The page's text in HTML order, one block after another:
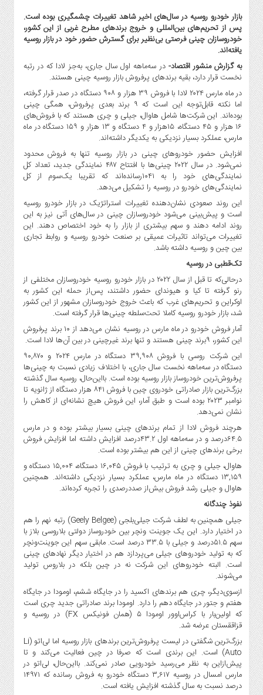
آپ
و
فن
آوری
بانک
،
بیمه
و
ارز
دیجیتال
کشاورزی
و
صنایع
غذایی
سیاسی
و
بین
الملل
روز
گوناگون
بازار خودرو روسیه در سال‌های اخیر شاهد تغییرات چشمگیری بوده است.
پس از تحریم‌های بین‌المللی و خروج برندهای مطرح غربی از این کشور،
خودروسازان چینی فرصتی بی‌نظیر برای گسترش حضور خود در بازار روسیه
یافته‌اند.
به گزارش منشور اقتصاد- در سه‌ماهه اول سال جاری، به‌جز لادا که در رتبه
نخست قرار دارد، بقیه برندهای پرفروش بازار روسیه چینی هستند.
در ماه مارس ۲۰۲۴ لادا با فروش ۳۹ هزار و ۹۰۸ دستگاه در صدر قرار گرفته،
اما نکته قابل‌توجه این است که ۹ برند بعدی پرفروش، همگی چینی
بوده‌اند. این شرکت‌ها شامل هاوال، جیلی و چری هستند که با فروش‌های
۱۶ هزار و ۴۵ دستگاه، ۱۵هزار و ۴ دستگاه و ۱۳ هزار و ۱۵۹ دستگاه در ماه
مارس، عملکرد بسیار نزدیکی به یکدیگر داشته‌اند.
افزایش حضور خودروهای چینی در بازار روسیه تنها به فروش محدود
نمی‌شود. در سال ۲۰۲۲ چینی‌ها با افتتاح ۴۸۷ نمایندگی جدید، تعداد کل
نمایندگی‌های خود را به ۱۰۴۱رسانده‌اند که تقریبا یک‌سوم از کل
نمایندگی‌های خودرو در روسیه را تشکیل می‌دهد.
این روند صعودی نشان‌دهنده تغییرات استراتژیک در بازار خودرو روسیه
است و پیش‌بینی می‌شود خودروسازان چینی در سال‌های آتی نیز به این
روند ادامه دهند و سهم بیشتری از بازار را به خود اختصاص دهند. این
تغییرات می‌تواند تاثیرات عمیقی بر صنعت خودرو روسیه و روابط تجاری
بین چین و روسیه داشته باشد.
تک‌قطبی در روسیه
درحالی‌که تا قبل از سال ۲۰۲۲ در بازار خودرو روسیه خودروسازان مختلفی از
رنو گرفته تا کیا و هیوندای حضور داشتند، پس‌از حمله این کشور به
اوکراین و تحریم‌های غرب که باعث خروج خودروسازان مشهور از این کشور
شد، بازار خودرو روسیه کاملا تحت‌سلطه چینی‌ها قرار گرفته است.
آمار فروش خودرو در ماه مارس در روسیه نشان می‌دهد از ۱۰ برند پرفروش
این کشور، ۹برند چینی هستند و تنها برند غیرچینی در بین آن‌ها لادا است.
این شرکت روسی با فروش ۳۹,۹۰۸ دستگاه در مارس ۲۰۲۴ و ۹۰,۸۷۰
دستگاه در سه‌ماهه نخست سال جاری، با اختلاف زیادی نسبت به چینی‌ها
پرفروش‌ترین خودروساز بازار روسیه بوده است. بااین‌حال، روسیه سال گذشته
بزرگ‌ترین بازار صادراتی خودروی چین با فروش ۸۴۱ هزار دستگاه از ژانویه تا
نوامبر ۲۰۲۳ بوده است و طبق آمار، این فروش هیچ نشانه‌ای از کاهش را
نشان نمی‌دهد.
هرچند فروش لادا از تمام برندهای چینی بسیار بیشتر بوده و در مارس
۶۴.۵درصد و در سه‌ماهه اول ۴۳.۲درصد افزایش داشته اما افزایش فروش
برخی برندهای چینی از این هم بیشتر بوده است.
هاوال، جیلی و چری به ترتیب با فروش ۱۶,۰۴۵ دستگاه، ۱۵,۰۰۴ دستگاه و
۱۳,۱۵۹ دستگاه در ماه مارس، عملکرد بسیار نزدیکی داشته‌اند. همچنین
هاوال و جیلی رشد فروش بیش‌از صددرصدی را تجربه کرده‌اند.
نفوذ چندگانه
جیلی همچنین به لطف شرکت جیلی‌بلجی (Geely Belgee) رتبه نهم را هم
در اختیار دارد. این یک جوینت ونچر بین خودروساز دولتی بلاروسی بلاز با
سهم ۵۱.۵درصد و جیلی با ۳۳.۵ درصد است. مابقی سهم این جوینت‌ونچر
که به تولید خودروهای جیلی می‌پردازد هم در اختیار دیگر نهادهای چینی
است. البته خودروهای این شرکت نه در چین بلکه در بلاروس تولید
می‌شوند.
ازسوی‌دیگر، چری هم برندهای اکسید را در جایگاه ششم، اومودا در جایگاه
هفتم و جتور در جایگاه دهم را دارد. اومودا برند صادراتی جدید چری است
که اولین‌بار با کراس‌اوور اومودا ۵ (همان فونیکس FX) در روسیه و
قزاققستان عرضه شد.
بزرگ‌ترین شگفتی در لیست پرفروش‌ترین برندهای بازار روسیه اما لی‌اتو (Li
Auto) است. این برندی است که صرفا در چین فعالیت می‌کند و تا
پیش‌ازاین به نظر می‌رسید خودرویی صادر نمی‌کند. بااین‌حال، لی‌اتو در
مارس امسال در روسیه ۳,۶۱۷ دستگاه خودرو به فروش رسانده که ۱۴۹۷۱
درصد نسبت به سال گذشته افزایش یافته است.